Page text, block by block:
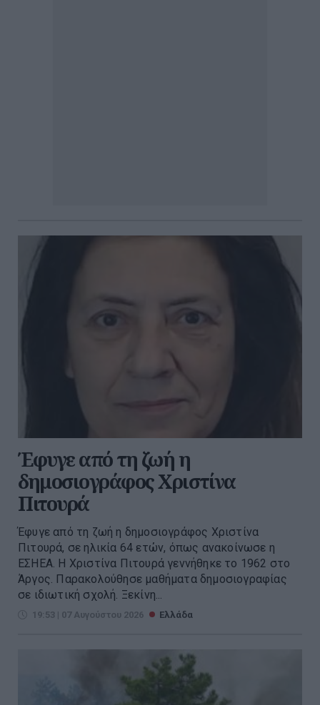
Έφυγε από τη ζωή η
δημοσιογράφος Χριστίνα
Πιτουρά
Έφυγε από τη ζωή η δημοσιογράφος Χριστίνα
Πιτουρά, σε ηλικία 64 ετών, όπως ανακοίνωσε η
ΕΣΗΕΑ. Η Χριστίνα Πιτουρά γεννήθηκε το 1962 στο
Άργος. Παρακολούθησε μαθήματα δημοσιογραφίας
σε ιδιωτική σχολή. Ξεκίνη...
19:53 | 07 Αυγούστου 2026 Ελλάδα